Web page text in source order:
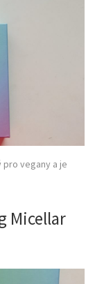
pro vegany a je
Micellar